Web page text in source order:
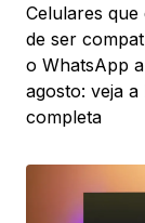
Celulares que
de ser
o WhatsApp
agosto: veja a
completa